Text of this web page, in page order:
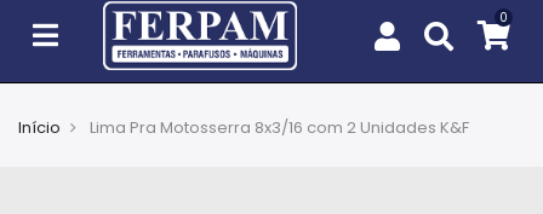
Início Lima Pra Motosserra 8x3/16 com 2 Unidades K&F